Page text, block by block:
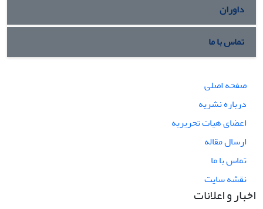
داوران
تماس با ما
صفحه اصلی
درباره نشریه
اعضای هیات تحریریه
ارسال مقاله
تماس با ما
نقشه سایت
اخبار و اعلانات